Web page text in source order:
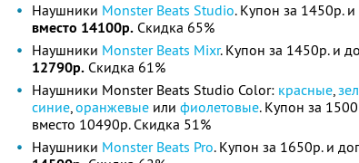
Наушники Monster Beats Studio. Купон за 1450р.
вместо 14100р. Скидка 65%
Наушники Monster Beats Mixr. Купон за 1450р. и
12790р. Скидка 61%
Наушники Monster Beats Studio Color: красные,
синие,оранжевые или фиолетовые. Купон за
вместо 10490р. Скидка 51%
Наушники Monster Beats Pro. Купон за 1650р. и